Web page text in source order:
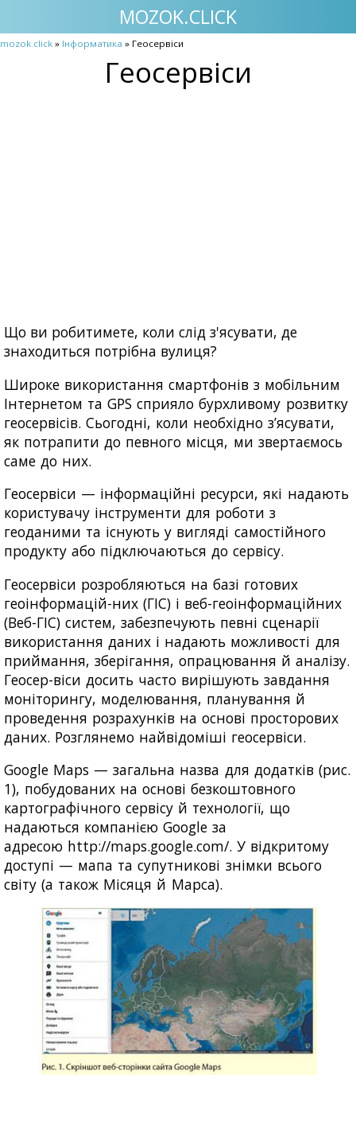
MOZOK.CLICK
mozok.click » Інформатика » Геосервіси
Геосервіси
Що ви робитимете, коли слід з'ясувати, де
знаходиться потрібна вулиця?
Широке використання смартфонів з мобільним
Інтернетом та GPS сприяло бурхливому розвитку
геосервісів. Сьогодні, коли необхідно з’ясувати,
як потрапити до певного місця, ми звертаємось
саме до них.
Геосервіси — інформаційні ресурси, які надають
користувачу інструменти для роботи з
геоданими та існують у вигляді самостійного
продукту або підключаються до сервісу.
Геосервіси розробляються на базі готових
геоінформацій-них (ГІС) і веб-геоінформаційних
(Веб-ГІС) систем, забезпечують певні сценарії
використання даних і надають можливості для
приймання, зберігання, опрацювання й аналізу.
Геосер-віси досить часто вирішують завдання
моніторингу, моделювання, планування й
проведення розрахунків на основі просторових
даних. Розглянемо найвідоміші геосервіси.
Google Maps — загальна назва для додатків (рис.
1), побудованих на основі безкоштовного
картографічного сервісу й технології, що
надаються компанією Google за
адресою http://maps.google.com/. У відкритому
доступі — мапа та супутникові знімки всього
світу (а також Місяця й Марса).